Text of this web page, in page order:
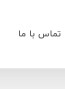
تماس با ما